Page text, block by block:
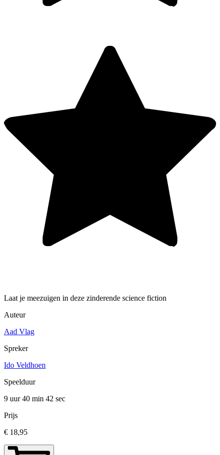
Laat je meezuigen in deze zinderende science fiction
Auteur
Aad Vlag
Spreker
Ido Veldhoen
Speelduur
9 uur 40 min 42 sec
Prijs
€ 18,95